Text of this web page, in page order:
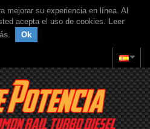
mejorar su experiencia en línea. Al
acepta el uso de cookies. Leer
. Ok